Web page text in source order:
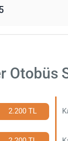
Otobüs
2.200 TL